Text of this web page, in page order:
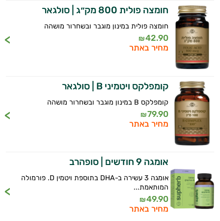
חומצה פולית 800 מק״ג | סולגאר
חומצה פולית במינון מוגבר ובשחרור מושהה
42.90
₪
מחיר באתר
קומפלקס ויטמיני B | סולגאר
קומפלקס B במינון מוגבר ובשחרור מושהה
79.90
₪
מחיר באתר
אומגה 9 חודשים | סופהרב
אומגה 3 עשירה ב-DHA בתוספת ויטמין D. פורמולה
המותאמת...
49.90
₪
מחיר באתר